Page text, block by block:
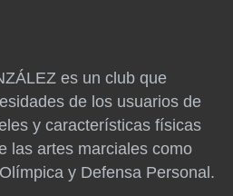
es un club que
de los usuarios de
y características físicas
las artes marciales como
y Defensa Personal.